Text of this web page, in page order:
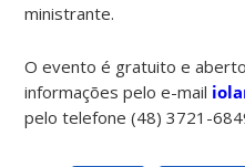
ministrante.
O evento é gratuito e
informações pelo e-mail
pelo telefone (48) 3721-